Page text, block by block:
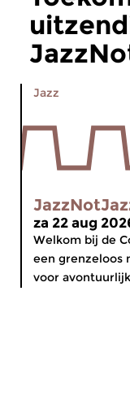
Jazz
za 22 aug
Welkom bij de
een grenzeloos
voor